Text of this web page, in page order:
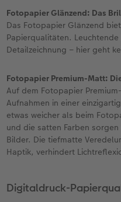
Fotopapier Glänzend: Das
Das Fotopapier Glänzend
Papierqualitäten.
Detailzeichnung – hier geht
Fotopapier Premium-Matt:
Auf dem Fotopapier
Aufnahmen in einer
etwas weicher als beim
und die satten Farben
Bilder. Die tiefmatte
Haptik, verhindert
Digitaldruck-